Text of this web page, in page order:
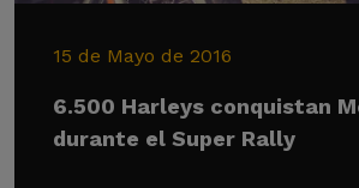
15 de Mayo de 2016
6.500 Harleys conquistan
durante el Super Rally